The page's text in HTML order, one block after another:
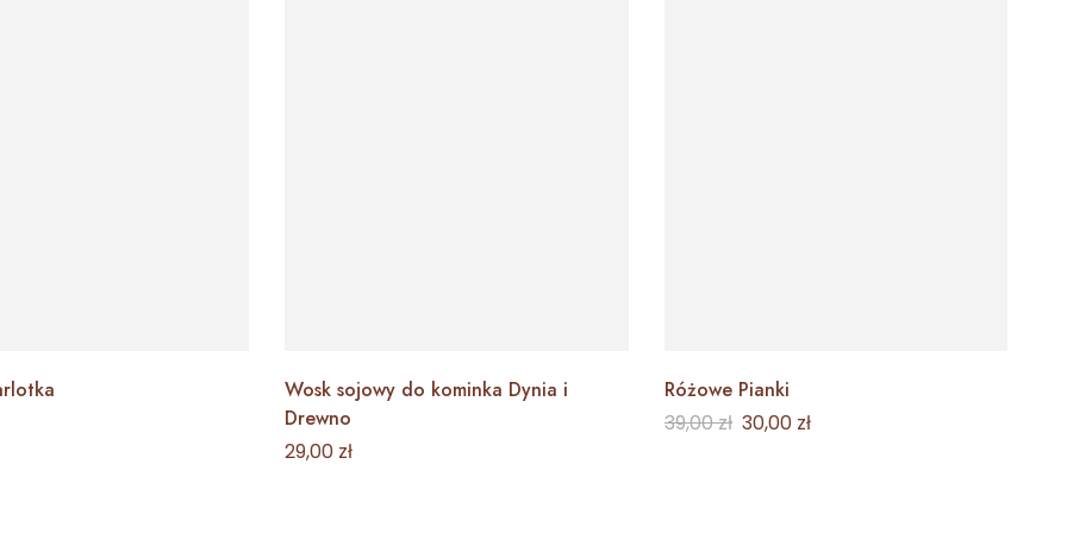
Wosk sojowy do kominka Dynia i
Drewno
29,00 zł
Różowe Pianki
39,00zł 30,00 zł